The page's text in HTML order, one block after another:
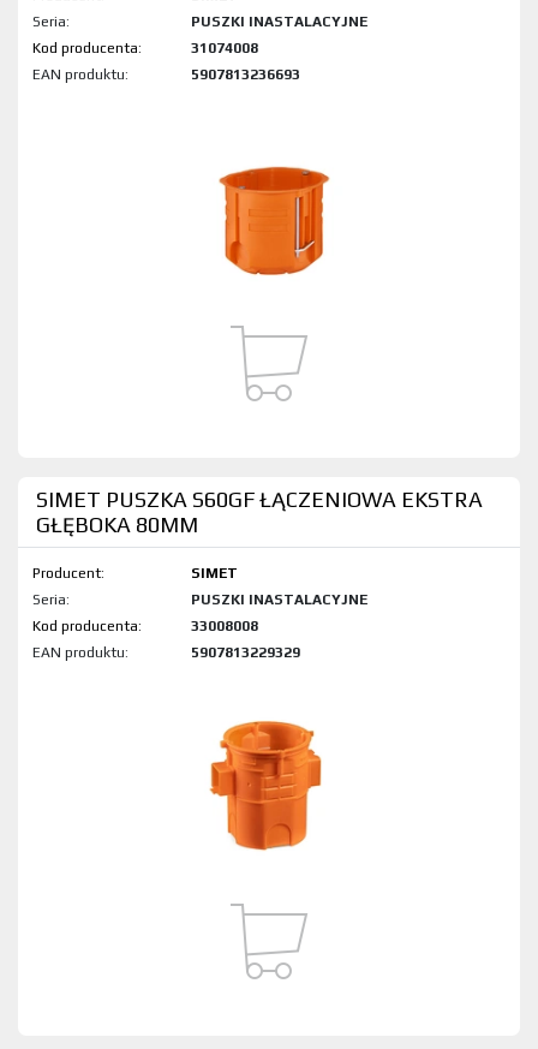
Seria:
PUSZKI INASTALACYJNE
Kod produktu:
31074008
EAN produktu:
5907813236693
SIMET PUSZKA S60GF ŁĄCZENIOWA EKSTRA
GŁĘBOKA 80MM
Producent:
SIMET
Seria:
PUSZKI INASTALACYJNE
Kod produktu:
33008008
EAN produktu:
5907813229329